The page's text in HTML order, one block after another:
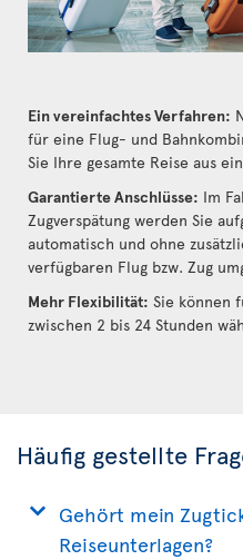
Ein vereinfachtes Verfahren:
für eine Flug- und
Sie Ihre gesamte Reise aus
Garantierte Anschlüsse: Im
Zugverspätung werden Sie
automatisch und ohne
verfügbaren Flug bzw. Zug
Mehr Flexibilität: Sie können
zwischen 2 bis 24 Stunden
Häufig gestellte
Gehört mein
Reiseunterlagen?